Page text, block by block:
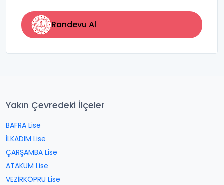
Randevu Al
Yakın Çevredeki İlçeler
BAFRA Lise
İLKADIM Lise
ÇARŞAMBA Lise
ATAKUM Lise
VEZİRKÖPRÜ Lise